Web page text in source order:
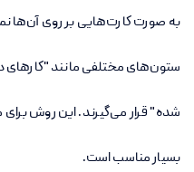
به صورت کارت‌هایی بر روی آن‌ها
ستون‌های مختلفی مانند "کارهای
شده" قرار می‌گیرند. این روش
بسیار مناسب است.